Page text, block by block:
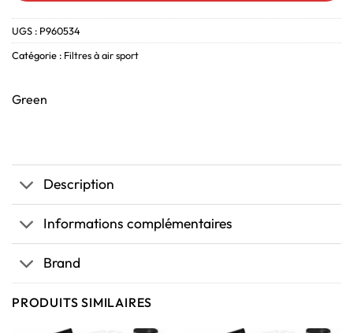
UGS : P960534
Catégorie : Filtres à air sport
Green
Description
Informations complémentaires
Brand
PRODUITS SIMILAIRES